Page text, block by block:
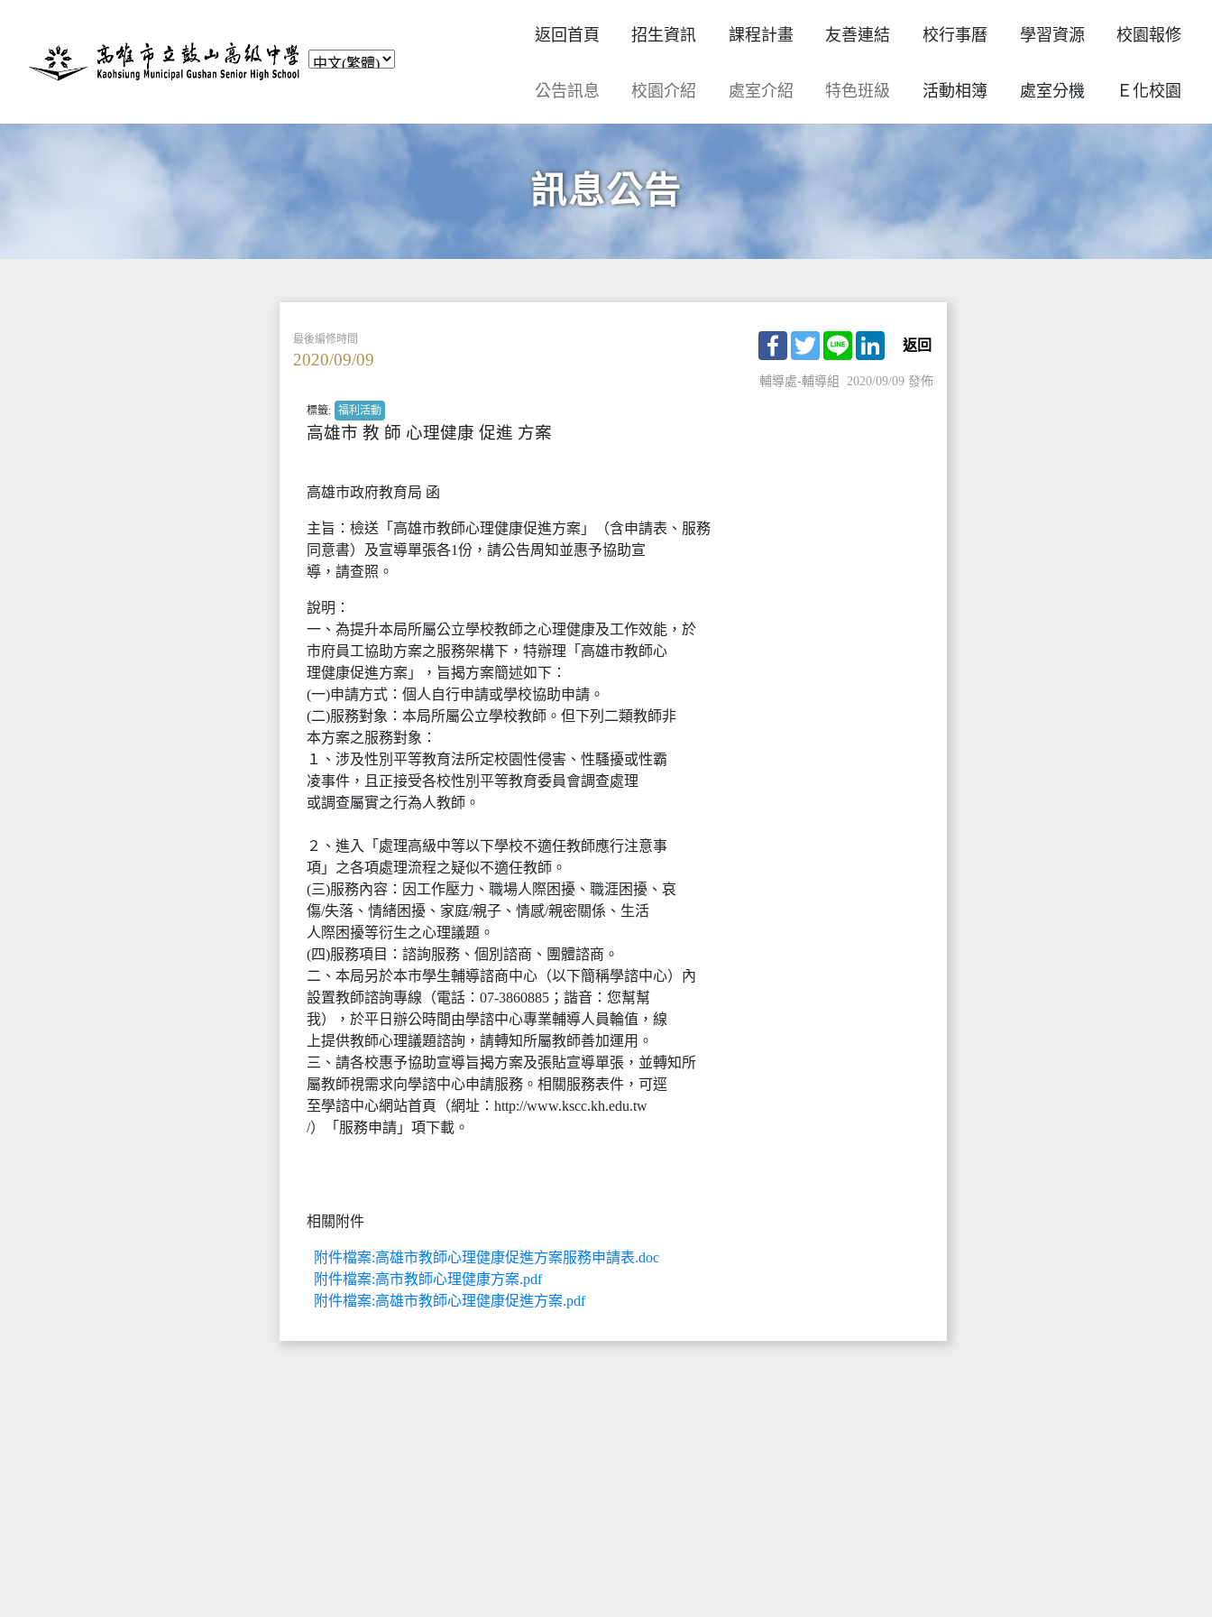
返回首頁 招生資訊 課程計畫 友善連結 校行事曆 學習資源 校園報修
公告訊息 校園介紹 處室介紹 特色班級 活動相簿 處室分機 Ｅ化校園
訊息公告
最後編修時間
2020/09/09
Facebook
TwitterLine LinkedIn
返回
輔導處-輔導組 2020/09/09 發佈
標籤: 福利活動
高雄市 教 師 心理健康 促進 方案
高雄市政府教育局 函
主旨：檢送「高雄市教師心理健康促進方案」（含申請表、服務
同意書）及宣導單張各1份，請公告周知並惠予協助宣
導，請查照。
說明：
一、為提升本局所屬公立學校教師之心理健康及工作效能，於
市府員工協助方案之服務架構下，特辦理「高雄市教師心
理健康促進方案」，旨揭方案簡述如下：
(一)申請方式：個人自行申請或學校協助申請。
(二)服務對象：本局所屬公立學校教師。但下列二類教師非
本方案之服務對象：
１、涉及性別平等教育法所定校園性侵害、性騷擾或性霸
凌事件，且正接受各校性別平等教育委員會調查處理
或調查屬實之行為人教師。
２、進入「處理高級中等以下學校不適任教師應行注意事
項」之各項處理流程之疑似不適任教師。
(三)服務內容：因工作壓力、職場人際困擾、職涯困擾、哀
傷/失落、情緒困擾、家庭/親子、情感/親密關係、生活
人際困擾等衍生之心理議題。
(四)服務項目：諮詢服務、個別諮商、團體諮商。
二、本局另於本市學生輔導諮商中心（以下簡稱學諮中心）內
設置教師諮詢專線（電話：07-3860885；諧音：您幫幫
我），於平日辦公時間由學諮中心專業輔導人員輪值，線
上提供教師心理議題諮詢，請轉知所屬教師善加運用。
三、請各校惠予協助宣導旨揭方案及張貼宣導單張，並轉知所
屬教師視需求向學諮中心申請服務。相關服務表件，可逕
至學諮中心網站首頁（網址：http://www.kscc.kh.edu.tw
/）「服務申請」項下載。
相關附件
附件檔案:高雄市教師心理健康促進方案服務申請表.doc
附件檔案:高市教師心理健康方案.pdf
附件檔案:高雄市教師心理健康促進方案.pdf